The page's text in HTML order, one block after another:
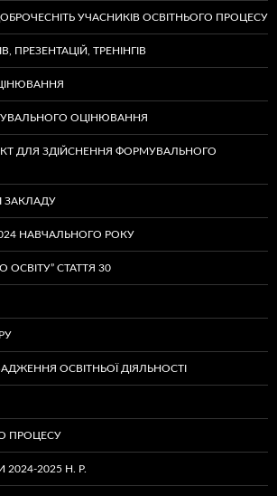
УЧАСНИКІВ ОСВІТНЬОГО ПРОЦЕСУ
ПРЕЗЕНТАЦІЙ, ТРЕНІНГІВ
ОЦІНЮВАННЯ
ДЛЯ ЗДІЙСНЕННЯ ФОРМУВАЛЬНОГО
ЗАКЛАДУ
НАВЧАЛЬНОГО РОКУ
ОСВІТУ” СТАТТЯ 30
ОСВІТНЬОЇ ДІЯЛЬНОСТІ
ПРОЦЕСУ
2024-2025 Н. Р.